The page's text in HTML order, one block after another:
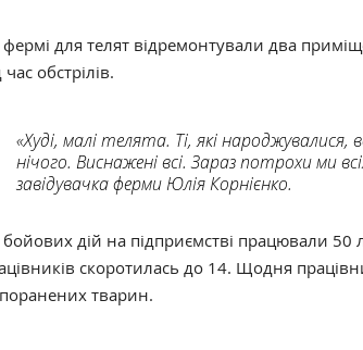
для телят відремонтували два
час обстрілів.
«Худі, малі телята. Ті, які народжувалися,
нічого. Виснажені всі. Зараз потрохи ми
завідувачка ферми Юлія Корнієнко.
дій на підприємстві працювали 50
скоротилась до 14. Щодня
тварин.